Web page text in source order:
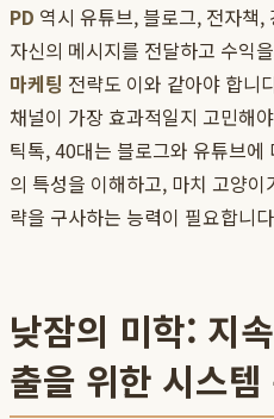
PD 역시 유튜브, 블로그, 전자책
자신의 메시지를 전달하고 수익
마케팅 전략도 이와 같아야 합니
채널이 가장 효과적일지 고민해
틱톡, 40대는 블로그와 유튜브에
의 특성을 이해하고, 마치 고양
략을 구사하는 능력이 필요합니
낮잠의 미학: 지
출을 위한 시스템